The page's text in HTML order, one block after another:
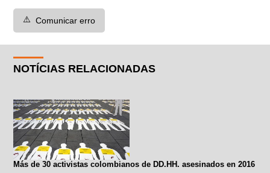
⚠️ Comunicar erro
NOTÍCIAS RELACIONADAS
Más de 30 activistas colombianos de DD.HH. asesinados en 2016